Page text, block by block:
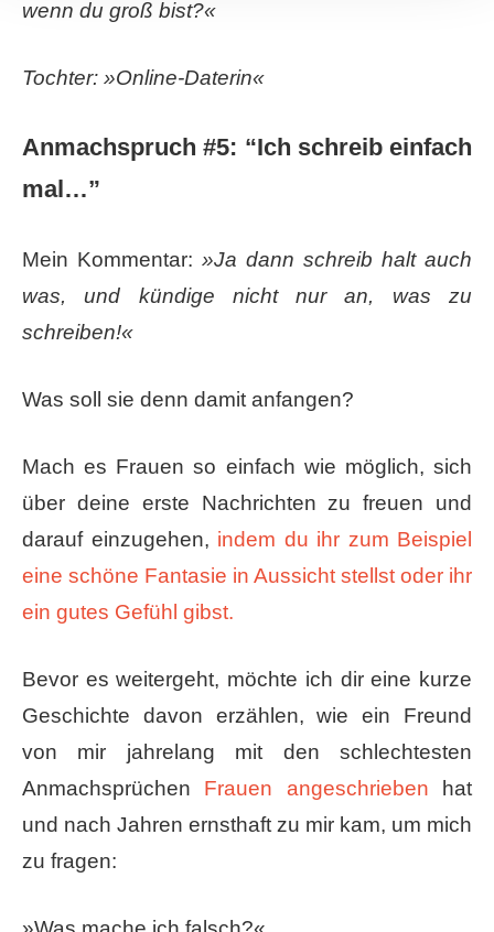
wenn du groß bist?«
Tochter: »Online-Daterin«
Anmachspruch #5: ​“Ich schreib einfach
mal…”
Mein Kommentar: »Ja dann schreib halt auch
was, und kündige nicht nur an, was zu
schreiben!«
Was soll sie denn damit anfangen?
Mach es Frauen so einfach wie möglich, sich
über deine erste Nachrichten zu freuen und
darauf einzugehen, indem du ihr zum Beispiel
eine schöne Fantasie in Aussicht stellst oder ihr
ein gutes Gefühl gibst.
Bevor es weitergeht, ​möchte ich dir eine kurze
Geschichte davon erzählen, wie ein Freund
von mir jahrelang mit den schlechtesten
Anmachsprüchen Frauen angeschrieben hat
und nach ​Jahren​ ernsthaft zu mir kam, um mich
zu fragen: